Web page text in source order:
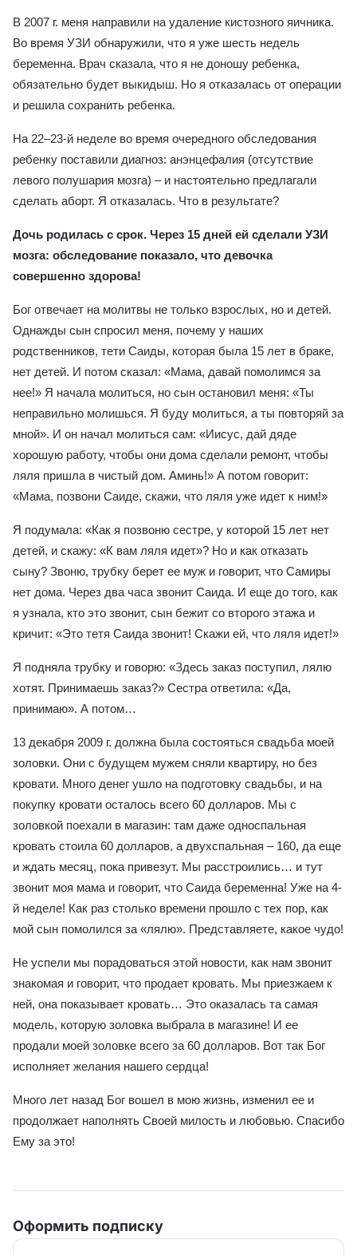
В 2007 г. меня направили на удаление кистозного яичника.
Во время УЗИ обнаружили, что я уже шесть недель
беременна. Врач сказала, что я не доношу ребенка,
обязательно будет выкидыш. Но я отказалась от операции
и решила сохранить ребенка.
На 22–23-й неделе во время очередного обследования
ребенку поставили диагноз: анэнцефалия (отсутствие
левого полушария мозга) – и настоятельно предлагали
сделать аборт. Я отказалась. Что в результате?
Дочь родилась с срок. Через 15 дней ей сделали УЗИ
мозга: обследование показало, что девочка
совершенно здорова!
Бог отвечает на молитвы не только взрослых, но и детей.
Однажды сын спросил меня, почему у наших
родственников, тети Саиды, которая была 15 лет в браке,
нет детей. И потом сказал: «Мама, давай помолимся за
нее!» Я начала молиться, но сын остановил меня: «Ты
неправильно молишься. Я буду молиться, а ты повторяй за
мной». И он начал молиться сам: «Иисус, дай дяде
хорошую работу, чтобы они дома сделали ремонт, чтобы
ляля пришла в чистый дом. Аминь!» А потом говорит:
«Мама, позвони Саиде, скажи, что ляля уже идет к ним!»
Я подумала: «Как я позвоню сестре, у которой 15 лет нет
детей, и скажу: «К вам ляля идет»? Но и как отказать
сыну? Звоню, трубку берет ее муж и говорит, что Самиры
нет дома. Через два часа звонит Саида. И еще до того, как
я узнала, кто это звонит, сын бежит со второго этажа и
кричит: «Это тетя Саида звонит! Скажи ей, что ляля идет!»
Я подняла трубку и говорю: «Здесь заказ поступил, лялю
хотят. Принимаешь заказ?» Сестра ответила: «Да,
принимаю». А потом…
13 декабря 2009 г. должна была состояться свадьба моей
золовки. Они с будущем мужем сняли квартиру, но без
кровати. Много денег ушло на подготовку свадьбы, и на
покупку кровати осталось всего 60 долларов. Мы с
золовкой поехали в магазин: там даже односпальная
кровать стоила 60 долларов, а двухспальная – 160, да еще
и ждать месяц, пока привезут. Мы расстроились… и тут
звонит моя мама и говорит, что Саида беременна! Уже на 4-
й неделе! Как раз столько времени прошло с тех пор, как
мой сын помолился за «лялю». Представляете, какое чудо!
Не успели мы порадоваться этой новости, как нам звонит
знакомая и говорит, что продает кровать. Мы приезжаем к
ней, она показывает кровать… Это оказалась та самая
модель, которую золовка выбрала в магазине! И ее
продали моей золовке всего за 60 долларов. Вот так Бог
исполняет желания нашего сердца!
Много лет назад Бог вошел в мою жизнь, изменил ее и
продолжает наполнять Своей милость и любовью. Спасибо
Ему за это!
Оформить подписку